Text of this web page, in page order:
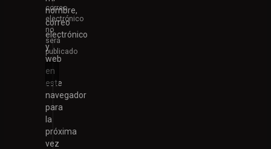
correo
electrónico
no
será
publicado
nombre,
correo
electrónico
y
web
en
este
navegador
para
la
próxima
vez